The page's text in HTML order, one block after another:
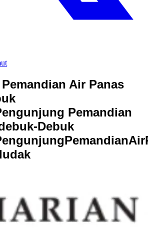
ut
Air Panas
Pemandian
Debuk
engunjungPemandianAir
ludak